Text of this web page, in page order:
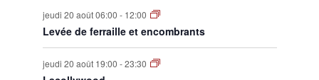
jeudi 20 août 06:00 - 12:00
Levée de ferraille et encombrants
jeudi 20 août 19:00 -23:30